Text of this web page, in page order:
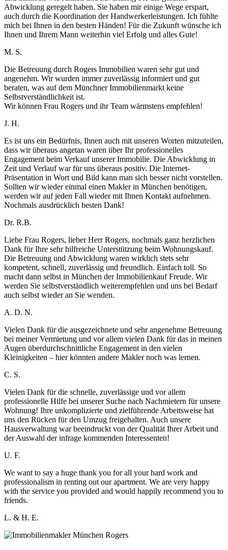
Abwicklung geregelt haben. Sie haben mir einige Wege erspart,
auch durch die Koordination der Handwerkerleistungen. Ich fühlte
mich bei Ihnen in den besten Händen! Für die Zukunft wünsche ich
Ihnen und Ihrem Mann weiterhin viel Erfolg und alles Gute!
M. S.
Die Betreuung durch Rogers Immobilien waren sehr gut und
angenehm. Wir wurden immer zuverlässig informiert und gut
beraten, was auf dem Münchner Immobilienmarkt keine
Selbstverständlichkeit ist.
Wir können Frau Rogers und ihr Team wärmstens empfehlen!
J. H.
Es ist uns ein Bedürfnis, Ihnen auch mit unseren Worten mitzuteilen,
dass wir überaus angetan waren über Ihr professionelles
Engagement beim Verkauf unserer Immobilie. Die Abwicklung in
Zeit und Verlauf war für uns überaus positiv. Die Internet-
Präsentation in Wort und Bild kann man sich besser nicht vorstellen.
Sollten wir wieder einmal einen Makler in München benötigen,
werden wir auf jeden Fall wieder mit Ihnen Kontakt aufnehmen.
Nochmals ausdrücklich besten Dank!
Dr. R.B.
Liebe Frau Rogers, lieber Herr Rogers, nochmals ganz herzlichen
Dank für Ihre sehr hilfreiche Unterstützung beim Wohnungskauf.
Die Betreuung und Abwicklung waren wirklich stets sehr
kompetent, schnell, zuverlässig und freundlich. Einfach toll. So
macht dann selbst in München der Immobilienkauf Freude. Wir
werden Sie selbstverständlich weiterempfehlen und uns bei Bedarf
auch selbst wieder an Sie wenden.
A. D. N.
Vielen Dank für die ausgezeichnete und sehr angenehme Betreuung
bei meiner Vermietung und vor allem vielen Dank für das in meinen
Augen überdurchschnittliche Engagement in den vielen
Kleinigkeiten – hier könnten andere Makler noch was lernen.
C. S.
Vielen Dank für die schnelle, zuverlässige und vor allem
professionelle Hilfe bei unserer Suche nach Nachmietern für unsere
Wohnung! Ihre unkomplizierte und zielführende Arbeitsweise hat
uns den Rücken für den Umzug freigehalten. Auch unsere
Hausverwaltung war beeindruckt von der Qualität Ihrer Arbeit und
der Auswahl der infrage kommenden Interessenten!
U. F.
We want to say a huge thank you for all your hard work and
professionalism in renting out our apartment. We are very happy
with the service you provided and would happily recommend you to
friends.
L. & H. E.